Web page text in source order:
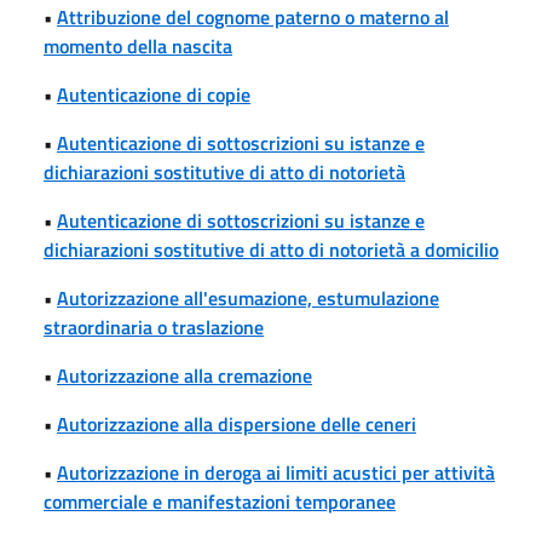
• Attribuzione del cognome paterno o materno al
momento della nascita
• Autenticazione di copie
• Autenticazione di sottoscrizioni su istanze e
dichiarazioni sostitutive di atto di notorietà
• Autenticazione di sottoscrizioni su istanze e
dichiarazioni sostitutive di atto di notorietà a domicilio
• Autorizzazione all'esumazione, estumulazione
straordinaria o traslazione
• Autorizzazione alla cremazione
• Autorizzazione alla dispersione delle ceneri
• Autorizzazione in deroga ai limiti acustici per attività
commerciale e manifestazioni temporanee